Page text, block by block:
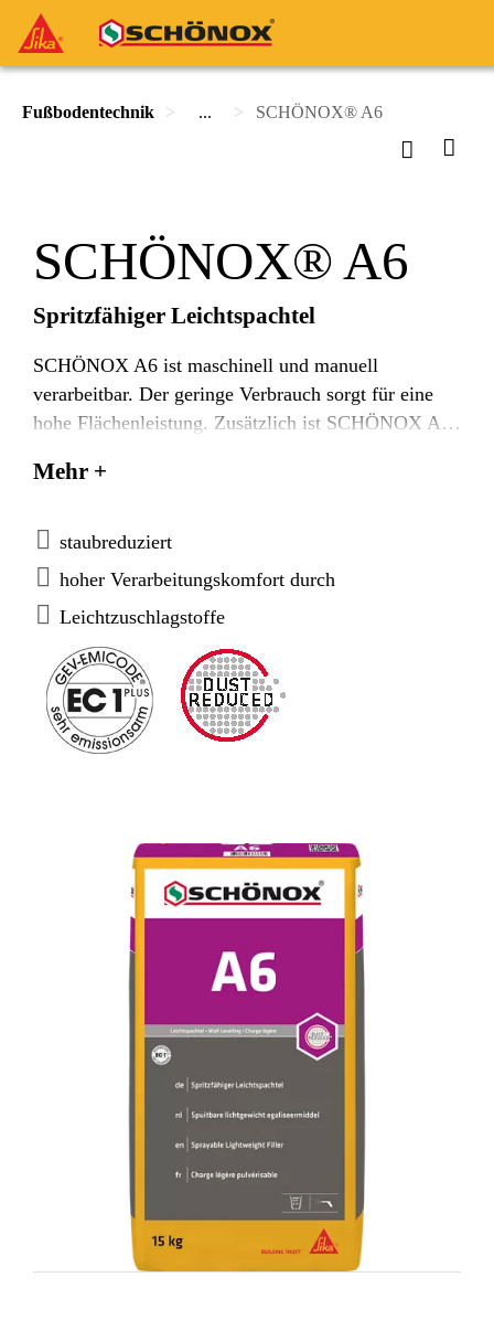
Fußbodentechnik ... SCHÖNOX® A6
SCHÖNOX® A6
Spritzfähiger Leichtspachtel
SCHÖNOX A6 ist maschinell und manuell
verarbeitbar. Der geringe Verbrauch sorgt für eine
hohe Flächenleistung. Zusätzlich ist SCHÖNOX A6
lange Verarbeitungszeit und ist für Spachtelungen
SCHÖNOX Liquid Technology.
Mehr +
staubreduziert
hoher Verarbeitungskomfort durch
Leichtzuschlagstoffe